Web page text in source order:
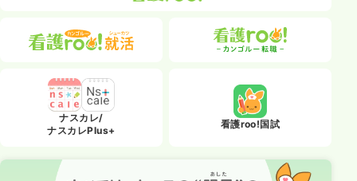
ナスカレ/
ナスカレPlus+
看護roo!国試